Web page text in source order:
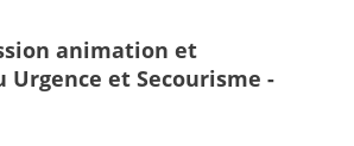
animation et
et Secourisme -